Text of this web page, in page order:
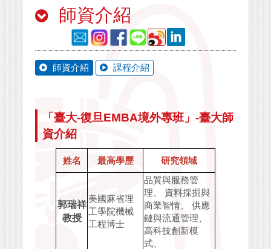
師資介紹
師資介紹 課程介紹
「臺大-復旦EMBA境外專班」-臺大師
資介紹
姓名 最高學歷 研究領域
郭瑞祥
教授
美國麻省理
工學院機械
工程博士
品質與服務管
理、 資料採掘與
商業智情、 供應
鏈與流通管理、
高科技創新模
式、